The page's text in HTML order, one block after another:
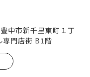
中市新千里東町１丁
専門店街 B1階contribut